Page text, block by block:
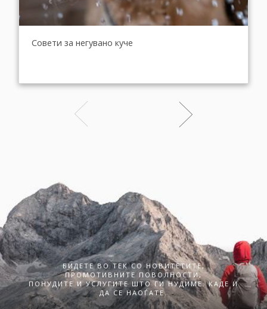
Совети за негувано куче
БИДЕТЕ ВО ТЕК СО НОВИТЕТИТЕ,
ПРОМОТИВНИТЕ ПОВОЛНОСТИ,
ПОНУДИТЕ И УСЛУГИТЕ ШТО ГИ НУДИМЕ. КАДЕ И
ДА СЕ НАОЃАТЕ.